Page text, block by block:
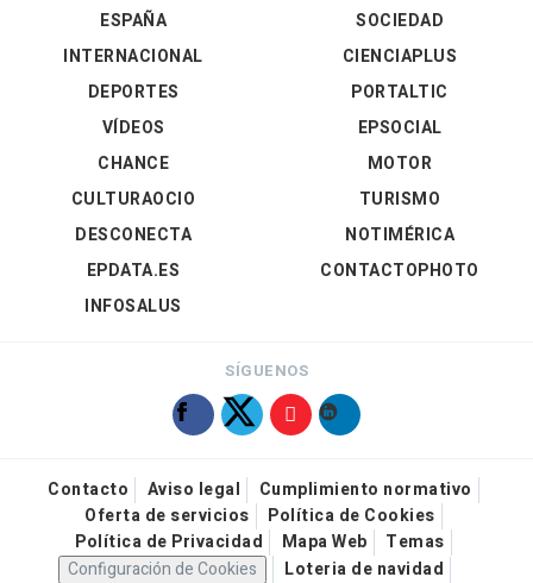
ESPAÑA
INTERNACIONAL
DEPORTES
VÍDEOS
SOCIEDAD
CIENCIAPLUS
PORTALTIC
EPSOCIAL
CHANCE
CULTURAOCIO
DESCONECTA
EPDATA.ES
INFOSALUS
MOTOR
TURISMO
NOTIMÉRICA
CONTACTOPHOTO
SÍGUENOS
Contacto Aviso legal
Cumplimiento normativo
Oferta de servicios
Política de Cookies
Política de Privacidad
Mapa Web
Temas
Configuración de Cookies
Loteria de navidad